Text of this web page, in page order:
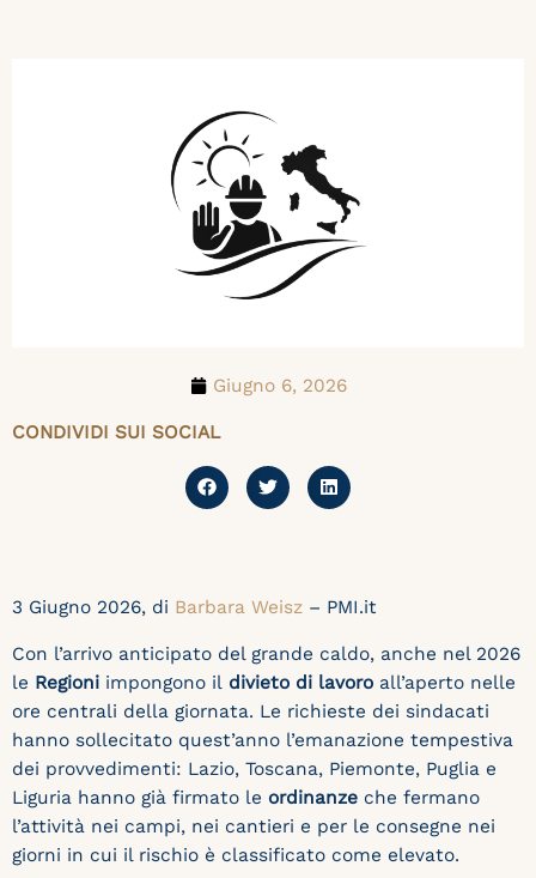
Giugno 6, 2026
CONDIVIDI SUI SOCIAL
3 Giugno 2026, di Barbara Weisz – PMI.it
Con l’arrivo anticipato del grande caldo, anche nel 2026
le Regioni impongono il divieto di lavoro all’aperto nelle
ore centrali della giornata. Le richieste dei sindacati
hanno sollecitato quest’anno l’emanazione tempestiva
dei provvedimenti: Lazio, Toscana, Piemonte, Puglia e
Liguria hanno già firmato le ordinanze che fermano
l’attività nei campi, nei cantieri e per le consegne nei
giorni in cui il rischio è classificato come elevato.